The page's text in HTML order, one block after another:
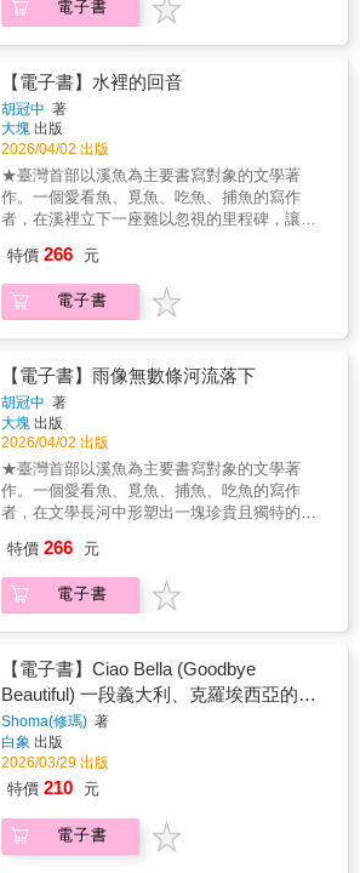
歲時，在一次泰國之旅後決定拋下平順是日常
的人生軌道，開始長期旅行。隨著部落格經營
的代表人物之一，過著看似自由、令人嚮往的
生活。他走過的旅程超過五十萬哩、入住過一
千多家青年旅館、造訪過90幾個國家。然而，
在不斷移動與更換城市的過程中，他逐漸感受
到另一種空虛：關係難以深耕、社群難以建
立、歸屬感始終漂浮。……書中特別的不是告
訴你「如何旅行」，而是重新思考：「旅行之
思旅行渴望的核心問題：它已超越了如何旅
行，而是深入探索是什麼驅使我們旅行。 十年
的游牧生活，讓作者重新省思「家」是什麼。
家不再只是地理空間，而是一種心理狀態——
擇。從環遊世界的自由人，到重新學習定居與
經營人際關係的成年人，這是一段透過旅行成
長的故事。▼旅行教我們如何生活、認識我們
自己，以及找到我們在世界上的位置。=====
旅行十年，學到的十九件事======1.旅行其實
沒那麼難2.你會學到很多生活技巧3.你永遠不會
孤單4.某些最親近的朋友是在旅行時認識的5.旅
途上的交友關係經常只是萍水相逢6.不過遇到
真正喜歡的人就要好好把握7.嘗試新事物是件
詞10.不要太小氣11.話雖如此，也不要太浪費
12.事實捨棄旅遊指南13.改變永遠不嫌遲14.學
習放輕鬆15.學習更多外語（認真學）16.多擦點
19.不必遲疑，出發吧
一個游牧旅人十年來，我在旅途上過著長路漫
館。與無以數計的人相伴。旅途是我的家。 在
所有那些時日、所有那些里程中，我不帶目標
地漫遊。我沒有用清單列出我要去哪些特定目
的地、看哪些特定景點。我的唯一目的就是旅
行。 ▼關於冒險、成長與
「尋找內在歸屬」的真誠告白。本書是旅遊作
家馬修．凱普尼斯在長達十年浪遊歲月之後，
對「旅行人生」所做的一次深刻回望與反思。
它不同於一般充滿冒險故事與異國風情的遊
——試圖探討一個核心命題：當你擁有全世界
的自由後，該如何找到回家的路？作者二十多
歲時，在一次泰國之旅後決定拋下平順是日常
成功，他成為數位游牧（digital nomad）風潮
的代表人物之一，過著看似自由、令人嚮往的
生活。他走過的旅程超過五十萬哩、入住過一
千多家青年旅館、造訪過90幾個國家。然而，
在不斷移動與更換城市的過程中，他逐漸感受
到另一種空虛：關係難以深耕、社群難以建
立、歸屬感始終漂浮。……書中特別的不是告
後怎麼辦」。十年旅行碰撞出的故事背後是省
思旅行渴望的核心問題：它已超越了如何旅
行，而是深入探索是什麼驅使我們旅行。 十年
一種願意停下來、建立關係、承擔責任的選
擇。從環遊世界的自由人，到重新學習定居與
經營人際關係的成年人，這是一段透過旅行成
長的故事。▼旅行教我們如何生活、認識我們
自己，以及找到我們在世界上的位置。=====
沒那麼難2.你會學到很多生活技巧3.你永遠不會
孤單4.某些最親近的朋友是在旅行時認識的5.旅
途上的交友關係經常只是萍水相逢6.不過遇到
電子書
【電子書】水裡的回音
胡冠中 著
大塊 出版
2026/04/02 出版
★臺灣首部以溪魚為主要書寫對象的文學著
作。一個愛看魚、覓魚、吃魚、捕魚的寫作
者，在溪裡立下一座難以忽視的里程碑，讓整
益專文推薦；朱宥勳、林楷倫、林敬峰、廖鴻
基、劉克襄聯合推薦★我們再也沒有辦法找到
這樣的書寫了。正如臺灣脆弱的獨流野溪，我
我撈起那條魚的那一刻，一切就無可挽回了。
野地沒有純粹的觀察者，我的凝視、思考以及
不在場都成為參與的一部分。我為了得到魚而
來到水邊，如今我也得其所願：魚群將牠們的
影像給了我，也將牠們的眼睛給了我。──〈華
麗的睡眠〉我覺得我吃什麼，就變成什麼，我
好像只有在一個地方永無止境地狩獵，才能對
這個地方產生情感，我的愛寄宿著暴力的因
子，可是我遇過一些好人，他們對我很好，所
魚大賽後記〉不停地遊牧於各處水域，或低頭
把視線埋進溪裡尋覓魚的蹤影、鏡頭如弓，射
下牠們的姿態；或踏進樣站展開生態調查、紀
錄；或手持魚叉潛進水邊狩獵，於摯愛魚與殺
戮魚之間，他模仿動物星球頻道裡面的獅子，
匍匐接近草叢邊緣，他伸出手指，揚起泥沙如
煙，開始等待。透過穿刺以理解，他與他的獵
物都在學習。這是胡冠中的生活日常，一個嗜
看魚、追魚、叉魚、吃魚的寫作者，在暴力之
間，他以滿盈的愛盛裝起對魚那無可名狀的癡
是胡冠中聚焦臺灣淡水魚的書寫，既細緻描摹
水中生物的生命樣態，「粗首鱲令萬物屏息，
特價 266 元
電子書
【電子書】雨像無數條河流落下
胡冠中 著
大塊 出版
2026/04/02 出版
★臺灣首部以溪魚為主要書寫對象的文學著
作。一個愛看魚、覓魚、捕魚、吃魚的寫作
者，在文學長河中形塑出一塊珍貴且獨特的棲
霖、劉奇璋、蕭舜恩、馮孟婕、徐振輔、林毓
恩、古碧玲聯合撰文，既是對胡冠中的回音，
也是對當代環境書寫的思索與叩問。★朱宥
要花一段時間去等待一場雨，或是用一場雨來
等待一條魚。彼時北門坑溪上空陰鬱，遠山朦
朧，天色與如今我宿舍窗櫺出一轍。那條禿頭
鯊依然藏身石縫中，像一場將落未落的雨。雨
季將至，唯乾渴者得以見識。你將乾涸的思緒
浸入溪裡，想像自己如何寫下不久後的魚影雨
聲。──〈雨的孩子〉相較於奔向大海追逐鯨
豚，胡冠中更傾向在溪流佇足，觀察兩旁的青
葙，或趴在溪裡，尋覓一尾皮膚有蛇紋岩的質
地，眼睛溫潤婉轉，如玉，身形像卵石而不像
特價 266 元
電子書
【電子書】Ciao Bella (Goodbye
Beautiful) 一段義大利、克羅埃西亞的旅
程
Shoma(修瑪) 著
白象 出版
2026/03/29 出版
特價 210 元
電子書